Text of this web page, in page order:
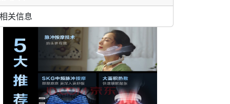
关信息